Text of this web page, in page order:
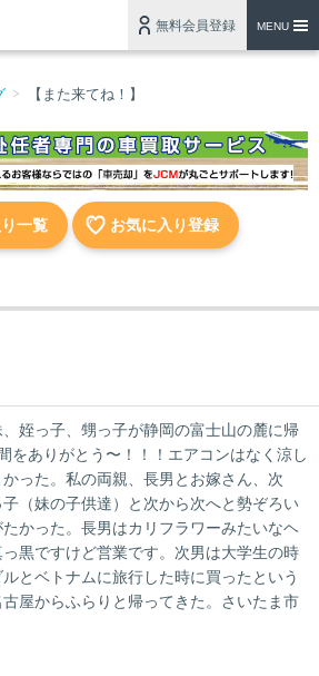
無料会員登録 MENU
【また来てね！】
一覧 お気に入り登録
、姪っ子、甥っ子が静岡の富士山の麓に帰
をありがとう〜！！！エアコンはなく涼し
った。私の両親、長男とお嫁さん、次
（妹の子供達）と次から次へと勢ぞろい
かった。長男はカリフラワーみたいなヘ
黒ですけど営業です。次男は大学生の時
とベトナムに旅行した時に買ったという
屋からふらりと帰ってきた。さいたま市